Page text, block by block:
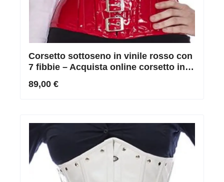
Corsetto sottoseno in vinile rosso con
7 fibbie – Acquista online corsetto in
89,00 €